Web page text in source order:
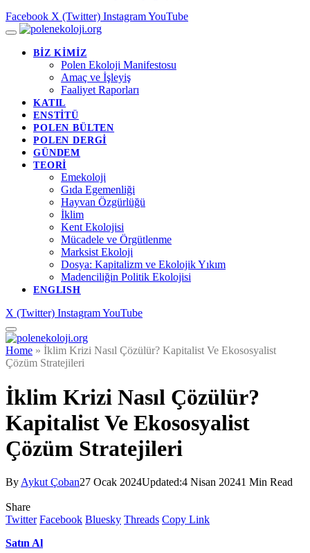
Facebook X (Twitter) InstagramYouTube
BİZ KİMİZ
Polen Ekoloji Manifestosu
Amaç ve İşleyiş
Faaliyet Raporları
KATIL
ENSTİTÜ
POLEN BÜLTEN
POLEN DERGİ
GÜNDEM
TEORİ
Emekoloji
Gıda Egemenliği
Hayvan Özgürlüğü
İklim
Kent Ekolojisi
Mücadele ve Örgütlenme
Marksist Ekoloji
Dosya: Kapitalizm ve Ekolojik Yıkım
Madenciliğin Politik Ekolojisi
ENGLISH
X (Twitter) InstagramYouTube
Home » İklim Krizi Nasıl Çözülür? Kapitalist Ve Ekososyalist
Çözüm Stratejileri
İklim Krizi Nasıl Çözülür?
Kapitalist Ve Ekososyalist
Çözüm Stratejileri
By Aykut Çoban27 Ocak 2024Updated:4 Nisan 20241 Min Read
Share
Twitter Facebook Bluesky Threads Copy Link
Satın Al